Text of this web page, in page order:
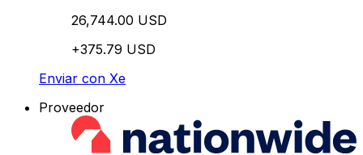
26,744.00 USD
+375.79 USD
Enviar con Xe
Proveedor